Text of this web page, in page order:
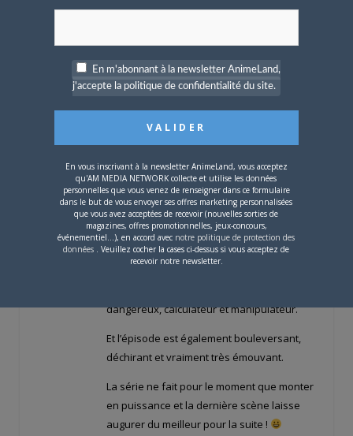
est de haute volée, character design
Mais en plus, l’épisode est caractérisé par
une ambiance horrifique et
fantasmagorique hallucinante qui me fit
frissonner, tant l’intrigue est angoissante à
souhait…
Très franchement, on sent qu’un film
comme le sublimePrince des
Ténèbresde John Carpenter mais aussi
les films horrifiques de la Hammer ont
dangereux, calculateur et manipulateur.
Et l’épisode est également bouleversant,
déchirant et vraiment très émouvant.
La série ne fait pour le moment que monter
en puissance et la dernière scène laisse
augurer du meilleur pour la suite !
En m'abonnant à la newsletter AnimeLand,
j'accepte la politique de confidentialité du site.
En vous inscrivant à la newsletter AnimeLand, vous acceptez
qu'AM MEDIA NETWORK collecte et utilise les données
personnelles que vous venez de renseigner dans ce formulaire
dans le but de vous envoyer ses offres marketing personnalisées
que vous avez acceptées de recevoir (nouvelles sorties de
magazines, offres promotionnelles, jeux-concours,
événementiel...), en accord avec notre politique de protection des
données . Veuillez cocher la cases ci-dessus si vous acceptez de
recevoir notre newsletter.